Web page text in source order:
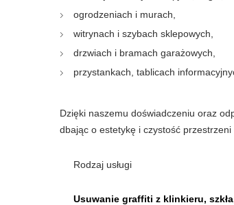
ogrodzeniach i murach,
witrynach i szybach sklepowych,
drzwiach i bramach garażowych,
przystankach, tablicach
Dzięki naszemu doświadczeniu oraz
dbając o estetykę i czystość
Rodzaj usługi
Usuwanie graffiti z klinkieru,